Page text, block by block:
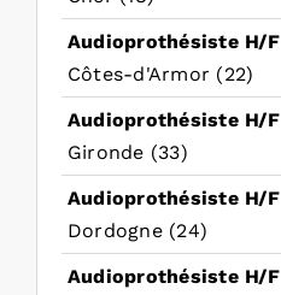
Audioprothésiste H/F
Côtes-d'Armor (22)
Audioprothésiste H/F
Gironde (33)
Audioprothésiste H/F
Dordogne (24)
Audioprothésiste H/F